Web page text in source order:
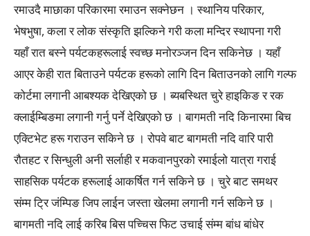
रमाउदै माछाका परिकारमा रमाउन सक्नेछन । स्थानिय परिकार,
भेषभुषा, कला र लोक संस्कृति झल्किने गरी कला मन्दिर स्थापना गरी
यहाँ रात बस्ने पर्यटकहरूलाई स्वच्छ मनोरञ्जन दिन सकिनेछ । यहाँ
आएर केही रात बिताउने पर्यटक हरूको लागि दिन बिताउनको लागि गल्फ
कोर्टमा लगानी आबश्यक देखिएको छ । ब्यबस्थित चुरे हाइकिङ र रक
क्लाईम्बिङमा लगानी गर्नु पर्ने देखिएको छ । बागमती नदि किनारमा बिच
एक्टिभेट हरू गराउन सकिने छ । रोपवे बाट बागमती नदि वारि पारी
रौतहट र सिन्धुली अनी सर्लाही र मकवानपुरको रमाईलो यात्रा गराई
साहसिक पर्यटक हरूलाई आकर्षित गर्न सकिने छ । चुरे बाट समथर
संम्म ट्रि जंम्पिङ जिप लाईन जस्ता खेलमा लगानी गर्न सकिने छ ।
बागमती नदि लाई करिब बिस पच्चिस फिट उचाई संम्म बांध बांधेर